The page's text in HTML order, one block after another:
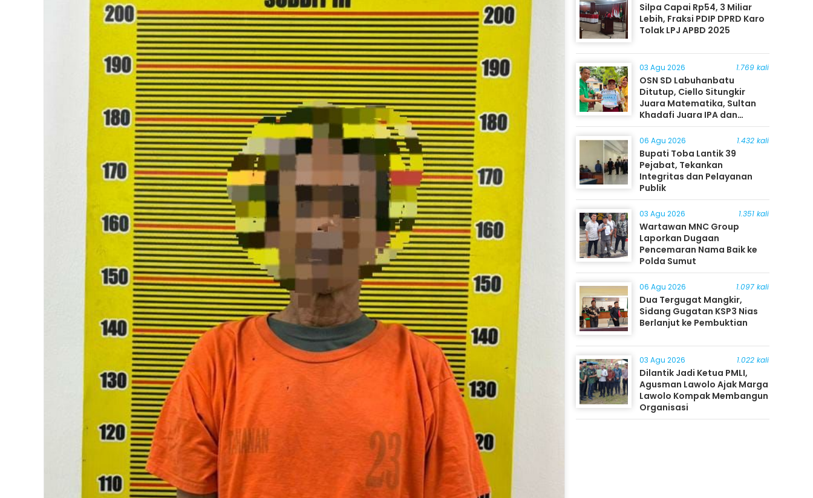
Silpa Capai Rp54, 3 Miliar
Lebih, Fraksi PDIP DPRD Karo
Tolak LPJ APBD 2025
03 Agu 2026 1.769 kali
OSN SD Labuhanbatu
Ditutup, Ciello Situngkir
Juara Matematika, Sultan
Khadafi Juara IPA dan
Timothy Rangkuti Juara IPS
06 Agu 2026 1.432 kali
Bupati Toba Lantik 39
Pejabat, Tekankan
Integritas dan Pelayanan
Publik
03 Agu 2026 1.351 kali
Wartawan MNC Group
Laporkan Dugaan
Pencemaran Nama Baik ke
Polda Sumut
06 Agu 2026 1.097 kali
Dua Tergugat Mangkir,
Sidang Gugatan KSP3 Nias
Berlanjut ke Pembuktian
03 Agu 2026 1.022 kali
Dilantik Jadi Ketua PMLI,
Agusman Lawolo Ajak Marga
Lawolo Kompak Membangun
Organisasi